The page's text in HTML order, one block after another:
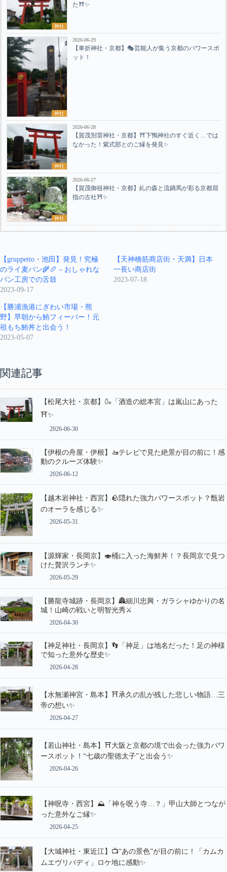
神社
た⛩️✨
神社
2026-06-29
【車折神社・京都】🎭芸能人が集う京都のパワースポ
ット！
神社
2026-06-28
【賀茂別雷神社・京都】⛩️下鴨神社のすぐ近く…では
なかった！紫式部とのご縁を発見✨
神社
2026-06-27
【賀茂御祖神社・京都】糺の森と流鏑馬が彩る京都屈
指の古社⛩️✨
【gruppetto・池田】発見！究極
のライ麦パン🌾🥖 – おしゃれな
パン工房での舌鼓
2023-09-17
【天神橋筋商店街・天満】日本
一長い商店街
2023-07-18
【勝浦漁港にぎわい市場・熊
野】早朝から鮪フィーバー！元
祖もち鮪丼と出会う！
2023-05-07
関連記事
【松尾大社・京都】🍶「酒造の総本宮」は嵐山にあった
⛩️✨
2026-06-30
【伊根の舟屋・伊根】🚤テレビで見た絶景が目の前に！感
動のクルーズ体験✨
2026-06-12
【越木岩神社・西宮】🪨隠れた強力パワースポット？甑岩
のオーラを感じる✨
2026-05-31
【源輝家・長岡京】🍣桶に入った海鮮丼！？長岡京で見つ
けた贅沢ランチ✨
2026-05-29
【勝龍寺城跡・長岡京】🏯細川忠興・ガラシャゆかりの名
城！山崎の戦いと明智光秀⚔️
2026-04-30
【神足神社・長岡京】👣「神足」は地名だった！足の神様
で知った意外な歴史✨
2026-04-28
【水無瀬神宮・島本】⛩️承久の乱が残した悲しい物語…三
帝の想い✨
2026-04-27
【若山神社・島本】⛩️大阪と京都の境で出会った強力パワ
ースポット！“七歳の聖徳太子”と出会う✨
2026-04-26
【神呪寺・西宮】⛰️「神を呪う寺…？」甲山大師とつなが
った意外なご縁✨
2026-04-25
【大城神社・東近江】📺“あの景色”が目の前に！「カムカ
ムエヴリバディ」ロケ地に感動✨